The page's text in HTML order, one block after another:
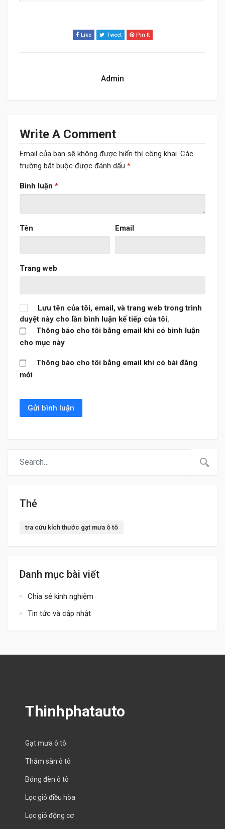
Thẻ
tra cứu kích thước gạt mưa ô tô
Danh mục bài viết
Chia sẻ kinh nghiệm
Tin tức và cập nhật
Like Tweet Pin It
Admin
Write A Comment
Email của bạn sẽ không được hiển thị công khai. Các
trường bắt buộc được đánh dấu *
Bình luận *
Tên Email
Trang web
Lưu tên của tôi, email, và trang web trong trình
duyệt này cho lần bình luận kế tiếp của tôi.
Thông báo cho tôi bằng email khi có bình luận
cho mục này
Thông báo cho tôi bằng email khi có bài đăng
mới
Thinhphatauto
Gạt mưa ô tô
Thảm sàn ô tô
Bóng đèn ô tô
Lọc gió điều hòa
Lọc gió động cơ